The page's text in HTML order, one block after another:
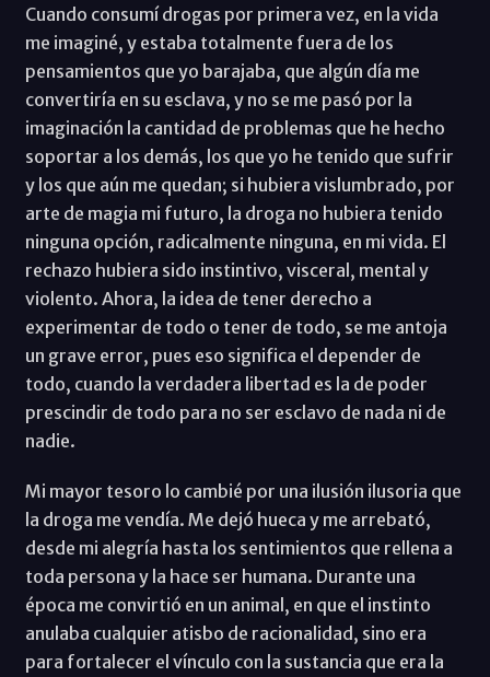
Cuando consumí drogas por primera vez, en la vida
me imaginé, y estaba totalmente fuera de los
pensamientos que yo barajaba, que algún día me
convertiría en su esclava, y no se me pasó por la
imaginación la cantidad de problemas que he hecho
soportar a los demás, los que yo he tenido que sufrir
y los que aún me quedan; si hubiera vislumbrado, por
arte de magia mi futuro, la droga no hubiera tenido
ninguna opción, radicalmente ninguna, en mi vida. El
rechazo hubiera sido instintivo, visceral, mental y
violento. Ahora, la idea de tener derecho a
experimentar de todo o tener de todo, se me antoja
un grave error, pues eso significa el depender de
todo, cuando la verdadera libertad es la de poder
prescindir de todo para no ser esclavo de nada ni de
nadie.
Mi mayor tesoro lo cambié por una ilusión ilusoria que
la droga me vendía. Me dejó hueca y me arrebató,
desde mi alegría hasta los sentimientos que rellena a
toda persona y la hace ser humana. Durante una
época me convirtió en un animal, en que el instinto
anulaba cualquier atisbo de racionalidad, sino era
para fortalecer el vínculo con la sustancia que era la